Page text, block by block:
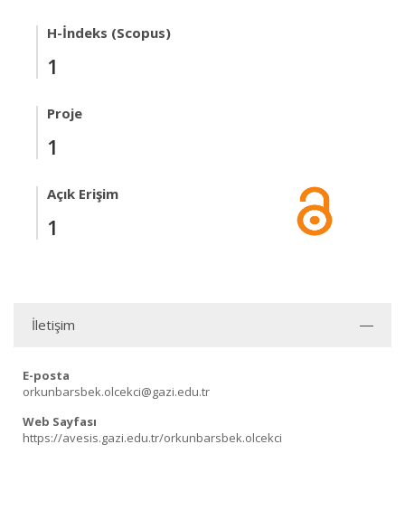
H-İndeks (Scopus)
1
Proje
1
Açık Erişim
1
İletişim
E-posta
orkunbarsbek.olcekci@gazi.edu.tr
Web Sayfası
https://avesis.gazi.edu.tr/orkunbarsbek.olcekci